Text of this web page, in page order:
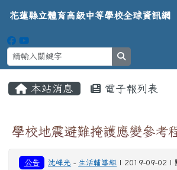
花蓮縣立體育高級中等
導覽列
花蓮縣立體育高級中等學校全球資訊網
本站消息 電子報列表
學校地震避難掩護應變參考
公告 沈峰光 - 生活輔導組 | 2019-09-02 |